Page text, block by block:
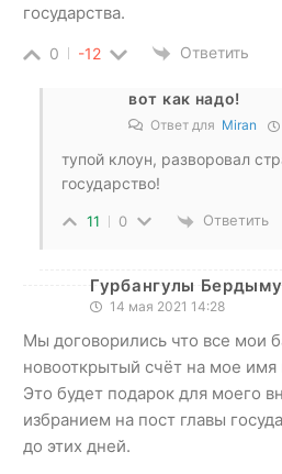
государства.
0 -12 Ответить
вот как надо!
Ответ для Miran
тупой клоун, разворовал
государство!
11 0 Ответить
Гурбангулы
14 мая 2021 14:28
Мы договорились что все мои
новооткрытый счёт на мое имя
Это будет подарок для моего
избранием на пост главы
до этих дней.